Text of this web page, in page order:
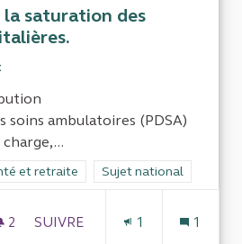
saturation des
soins ambulatoires (PDSA)
la catégorie : Sécurité sociale, santé
et retraite Filtrer les résultats
Sujet national
2 2 ABONNÉS
SUIVRE
1 1